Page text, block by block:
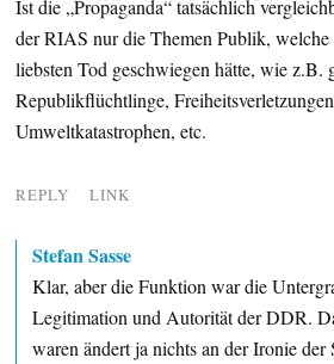
Ist die „Propaganda“ tatsächlich
der RIAS nur die Themen Publik, welche
liebsten Tod geschwiegen hätte, wie z.B.
Republikflüchtlinge,
Umweltkatastrophen, etc.
REPLY LINK
Stefan Sasse
Klar, aber die Funktion war die
Legitimation und Autorität der DDR.
waren ändert ja nichts an der Ironie